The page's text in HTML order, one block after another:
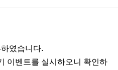
였습니다.
이벤트를 실시하오니 확인하